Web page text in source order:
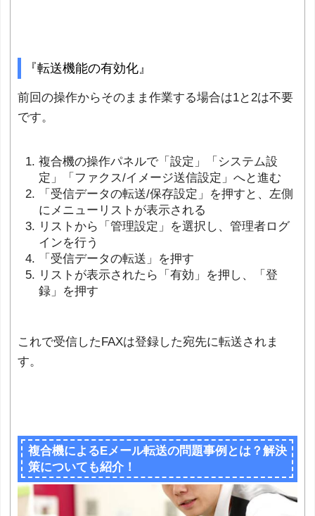
『転送機能の有効化』
前回の操作からそのまま作業する場合は1と2は不要
です。
複合機の操作パネルで「設定」「システム設
定」「ファクス/イメージ送信設定」へと進む
「受信データの転送/保存設定」を押すと、左側
にメニューリストが表示される
リストから「管理設定」を選択し、管理者ログ
インを行う
「受信データの転送」を押す
リストが表示されたら「有効」を押し、「登
録」を押す
これで受信したFAXは登録した宛先に転送されま
す。
複合機によるEメール転送の問題事例とは？解決
策についても紹介！